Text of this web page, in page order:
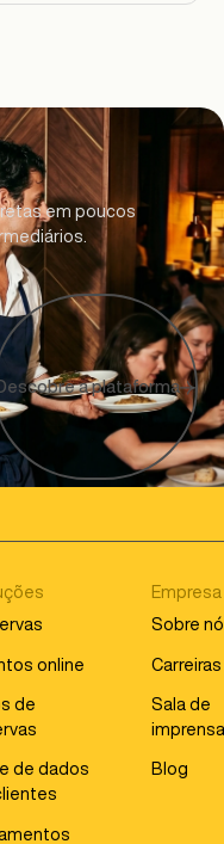
em poucos
a plataforma
online
de
de dados
Empresa
Sobre
Carreiras
Sala de
Blog